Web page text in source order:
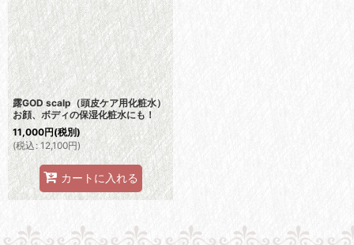
絞り込む
露GOD scalp（頭皮ケア用化粧水）
お顔、ボディの保湿化粧水にも！
11,000円(税別)
(税込 : 12,100円)
カートに入れる